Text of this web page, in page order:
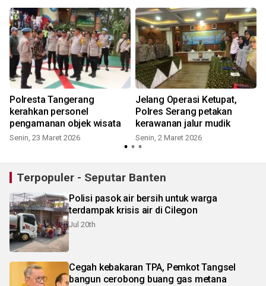
Polresta Tangerang
kerahkan personel
pengamanan objek wisata
Senin, 23 Maret 2026
Jelang Operasi Ketupat,
Polres Serang petakan
kerawanan jalur mudik
Senin, 2 Maret 2026
Terpopuler - Seputar Banten
Polisi pasok air bersih untuk warga
terdampak krisis air di Cilegon
Jul 20th
Cegah kebakaran TPA, Pemkot Tangsel
bangun cerobong buang gas metana